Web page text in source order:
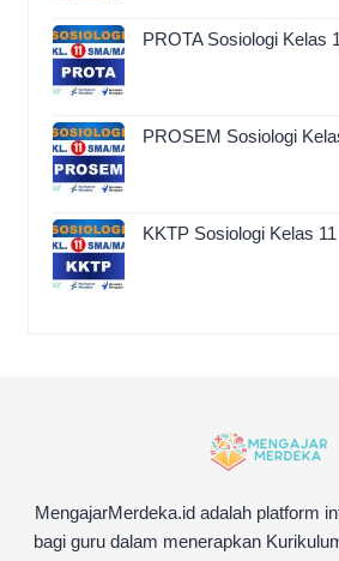
PROTA Sosiologi Kelas
PROSEM Sosiologi
KKTP Sosiologi Kelas
MengajarMerdeka.id adalah platform
bagi guru dalam menerapkan